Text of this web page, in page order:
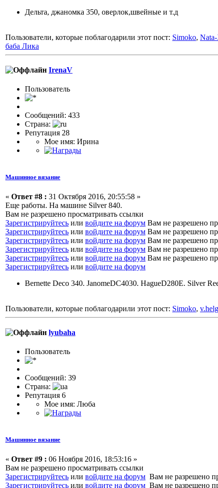
Дельта, джаномка 350, оверлок,швейные и т.д
Пользователи, которые поблагодарили этот пост: Simoko,
баба Лика
IrenaV
Пользовaтeль
Сообщений: 433
Страна:
Репутация 28
Мое имя: Ирина
Машинное вязание
« Ответ #8 : 31 Октября 2016, 20:55:58 »
Еще работы. На машине Silver 840.
Вам не разрешено просматривать ссылки
Зарегистрируйтесь или войдите на форум Вам не разрешено
Зарегистрируйтесь или войдите на форум Вам не разрешено
Зарегистрируйтесь или войдите на форум Вам не разрешено
Зарегистрируйтесь или войдите на форум Вам не разрешено
Зарегистрируйтесь или войдите на форум Вам не разрешено
Зарегистрируйтесь или войдите на форум
Bernette Deco 340. JanomeDC4030. HagueD280E. Silver
Пользователи, которые поблагодарили этот пост: Simoko,
lyubaha
Пользоватeль
Сообщений: 39
Страна:
Репутация 6
Мое имя: Люба
Машинное вязание
« Ответ #9 : 06 Ноября 2016, 18:53:16 »
Вам не разрешено просматривать ссылки
Зарегистрируйтесь или войдите на форум Вам не разрешено
Зарегистрируйтесь или войдите на форум Вам не разрешено